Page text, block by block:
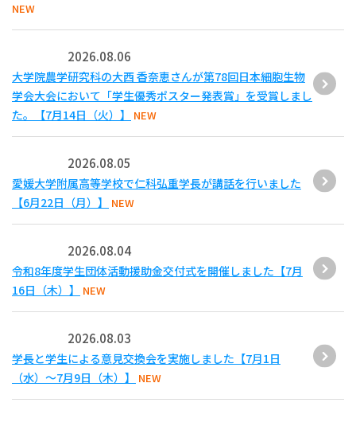
NEW
2026.08.06
大学院農学研究科の大西 香奈恵さんが第78回日本細胞生物
学会大会において「学生優秀ポスター発表賞」を受賞しまし
た。【7月14日（火）】
NEW
2026.08.05
愛媛大学附属高等学校で仁科弘重学長が講話を行いました
【6月22日（月）】
NEW
2026.08.04
令和8年度学生団体活動援助金交付式を開催しました【7月
16日（木）】
NEW
2026.08.03
学長と学生による意見交換会を実施しました【7月1日
（水）～7月9日（木）】
NEW